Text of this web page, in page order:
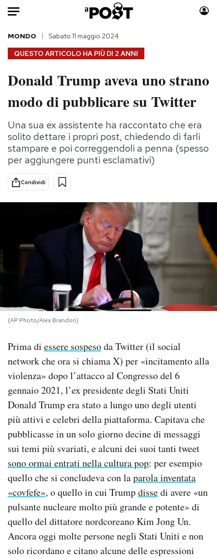
Auto
HOME
Italia
Politica
Tecnologia
Internet
Scienza
Cultura
Economia
Moda
Consumismi
Storie/Idee
Ok Boomer!
Media
Europa
PODCAST
NEWSLETTER
I MIEI PREFERITI
CALENDARIO
AREA PERSONALE
Area Personale
Newsletter
Regala il Post
Hai bisogno di aiuto?
Esci
QUESTO ARTICOLO HA PIÙ DI 2 ANNI
MONDO Sabato 11 maggio 2024
Donald Trump aveva uno strano
modo di pubblicare su Twitter
Una sua ex assistente ha raccontato che era
solito dettare i propri post, chiedendo di farli
stampare e poi correggendoli a penna (spesso
per aggiungere punti esclamativi)
Condividi
(AP Photo/Alex Brandon)
Prima di essere sospesoda Twitter (il social
network che ora si chiama X) per «incitamento alla
violenza» dopo l’attacco al Congresso del 6
gennaio 2021, l’ex presidente degli Stati Uniti
Donald Trump era stato a lungo uno degli utenti
più attivi e celebri della piattaforma. Capitava che
pubblicasse in un solo giorno decine di messaggi
sui temi più svariati, e alcuni dei suoi tanti tweet
sono ormai entrati nella cultura pop: per esempio
quello che si concludeva con laparola inventata
«covfefe», o quello in cui Trumpdissedi avere «un
pulsante nucleare molto più grande e potente» di
quello del dittatore nordcoreano Kim Jong Un.
Ancora oggi molte persone negli Stati Uniti e non
solo ricordano e citano alcune delle espressioni